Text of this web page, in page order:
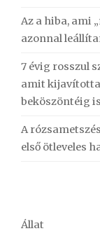
Az a hiba, ami
azonnal
7 évig rosszul
amit
beköszöntéig
A
első ötleveles
Állat